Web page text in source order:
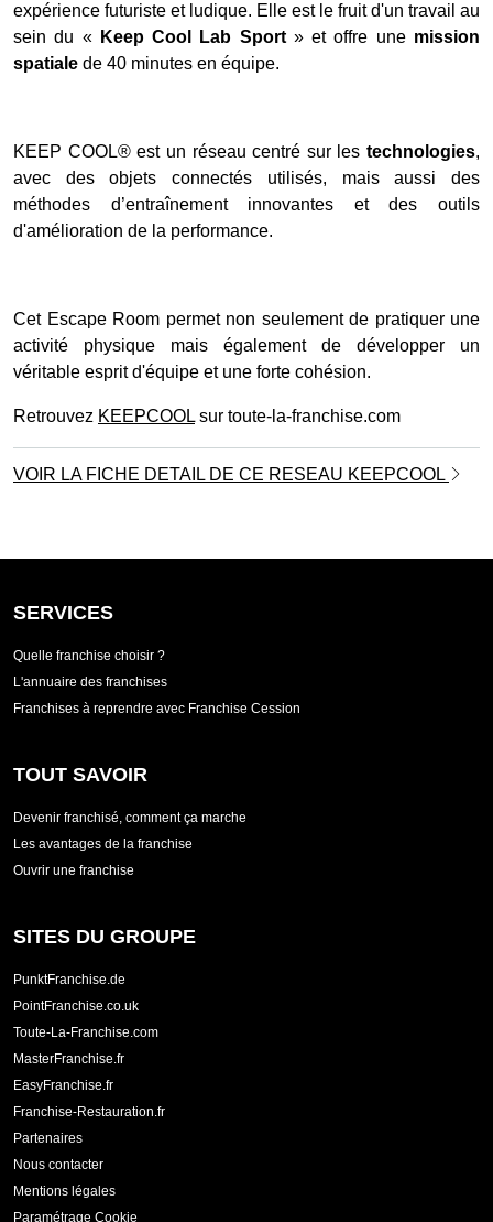
expérience futuriste et ludique. Elle est le fruit d'un travail au
sein du « Keep Cool Lab Sport » et offre une mission
spatiale de 40 minutes en équipe.
KEEP COOL® est un réseau centré sur les technologies,
avec des objets connectés utilisés, mais aussi des
méthodes d’entraînement innovantes et des outils
d'amélioration de la performance.
Cet Escape Room permet non seulement de pratiquer une
activité physique mais également de développer un
véritable esprit d'équipe et une forte cohésion.
Retrouvez KEEPCOOL sur toute-la-franchise.com
VOIR LA FICHE DETAIL DE CE RESEAU KEEPCOOL
SERVICES
Quelle franchise choisir ?
L'annuaire des franchises
Franchises à reprendre avec Franchise Cession
TOUT SAVOIR
Devenir franchisé, comment ça marche
Les avantages de la franchise
Ouvrir une franchise
SITES DU GROUPE
PunktFranchise.de
PointFranchise.co.uk
Toute-La-Franchise.com
MasterFranchise.fr
EasyFranchise.fr
Franchise-Restauration.fr
Partenaires
Nous contacter
Mentions légales
Paramétrage Cookie